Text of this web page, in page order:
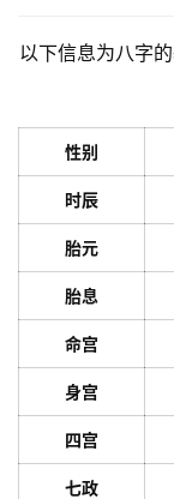
以下信息为八字
性别
时辰
胎元
胎息
命宫
身宫
四宫
七政